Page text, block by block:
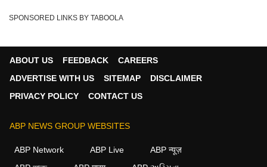
SPONSORED LINKS BY TABOOLA
ABOUT US FEEDBACK
CAREERS
ADVERTISE WITH US
SITEMAP
DISCLAIMER
PRIVACY POLICY
CONTACT US
ABP NEWS GROUP WEBSITES
ABP Network ABP Live
ABP न्यूज़